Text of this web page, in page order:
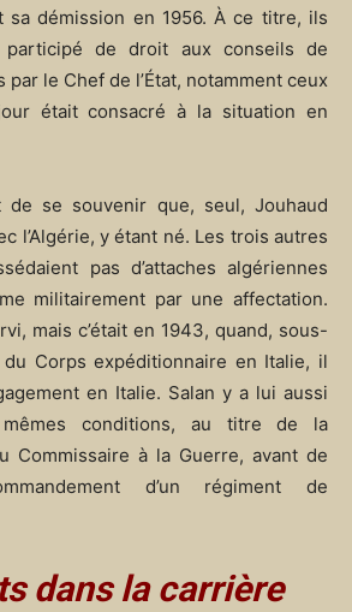
sa démission en 1956. À ce titre, ils
de droit aux conseils de
par le Chef de l’État, notamment ceux
était consacré à la situation en
de se souvenir que, seul, Jouhaud
l’Algérie, y étant né. Les trois autres
pas d’attaches algériennes
militairement par une affectation.
mais c’était en 1943, quand, sous-
du Corps expéditionnaire en Italie, il
en Italie. Salan y a lui aussi
conditions, au titre de la
Commissaire à la Guerre, avant de
d’un régiment de
dans la carrière